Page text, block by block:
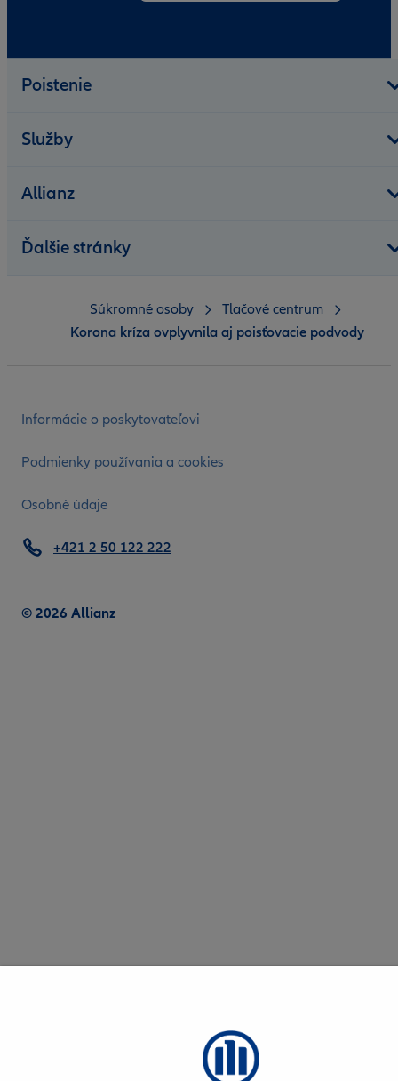
Poistenie
Služby
Allianz
Ďalšie stránky
Informácie o poskytovateľovi
Podmienky používania a cookies
Osobné údaje
© 2026 Allianz
+421 2 50 122 222
Súkromné osoby
Tlačové centrum
Korona kríza ovplyvnila aj poisťovacie podvody